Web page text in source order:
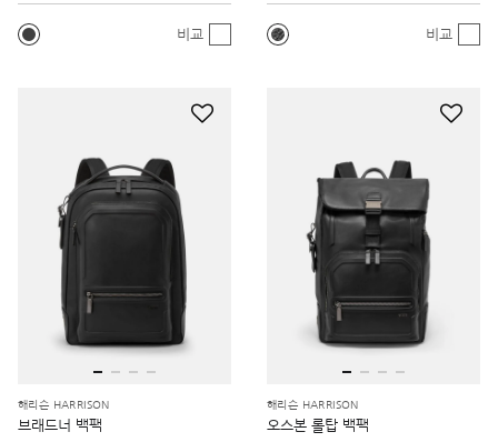
비교 비교
해리슨 HARRISON
브래드너 백팩
해리슨 HARRISON
오스본 롤탑 백팩